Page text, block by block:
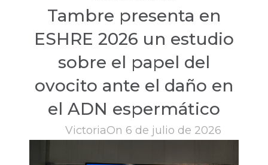
Tambre presenta en
ESHRE 2026 un estudio
sobre el papel del
ovocito ante el daño en
el ADN espermático
VictoriaOn 6 de julio de 2026